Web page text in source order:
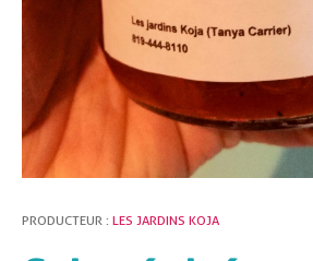
PRODUCTEUR :LES JARDINS KOJA